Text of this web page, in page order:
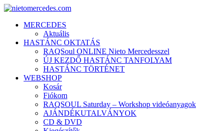
MERCEDES
Aktuális
HASTÁNC OKTATÁS
RAQSoul ONLINE Nieto Mercedesszel
ÚJ KEZDŐ HASTÁNC TANFOLYAM
HASTÁNC TÖRTÉNET
WEBSHOP
Kosár
Fiókom
RAQSOUL Saturday – Workshop videóanyagok
AJÁNDÉKUTALVÁNYOK
CD & DVD